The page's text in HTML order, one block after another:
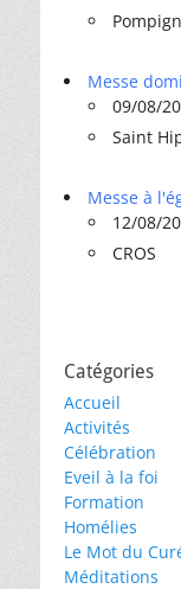
Messe
09/08/
Saint
Messe à
12/08/
CROS
Catégories
Accueil
Activités
Célébration
Eveil à la foi
Formation
Homélies
Le Mot du
Méditations